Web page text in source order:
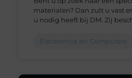
materialen? Dan zult u vast
u nodig heeft bij DM. Zij
Electronica en Computers